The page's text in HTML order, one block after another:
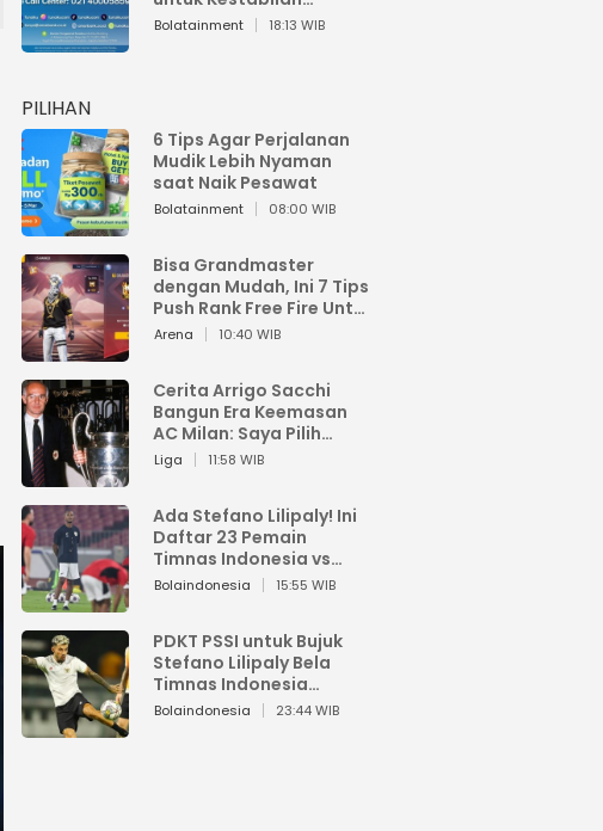
Keuangan
Bolatainment 18:13 WIB
PILIHAN
6 Tips Agar Perjalanan
Mudik Lebih Nyaman
saat Naik Pesawat
Bolatainment 08:00 WIB
Bisa Grandmaster
dengan Mudah, Ini 7 Tips
Push Rank Free Fire Untuk
Pemula
Arena 10:40 WIB
Cerita Arrigo Sacchi
Bangun Era Keemasan
AC Milan: Saya Pilih
Pemain dari Isi Otaknya
Liga 11:58 WIB
Ada Stefano Lilipaly! Ini
Daftar 23 Pemain
Timnas Indonesia vs
China
Bolaindonesia 15:55 WIB
PDKT PSSI untuk Bujuk
Stefano Lilipaly Bela
Timnas Indonesia
Berakhir Berantakan
Bolaindonesia 23:44 WIB